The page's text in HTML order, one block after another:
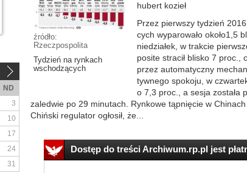
źródło:
Rzeczpospolita
Tydzień na rynkach
wschodzących­­­
hu­bert ko­zieł
Przez pierw­szy ty­dzie­ń
cych wy­pa­ro­wa­ło oko­ło1,5
nie­dzia­łek, w trak­cie
po­si­te stra­cił bli­sko 7 proc.,
przez au­to­ma­tycz­ny
tyw­ne­go spo­ko­ju, w
o 7,3 proc., a se­sja zo­sta­ła
za­le­d­wie po­ 29 mi­nu­tach. Ryn­ko­we tąp­nię­cie w Chinach
Chiń­ski re­gu­la­tor ogło­sił, że...
Dostęp do treści Archiwum.rp.pl jest
ND
3
10
17
24
31